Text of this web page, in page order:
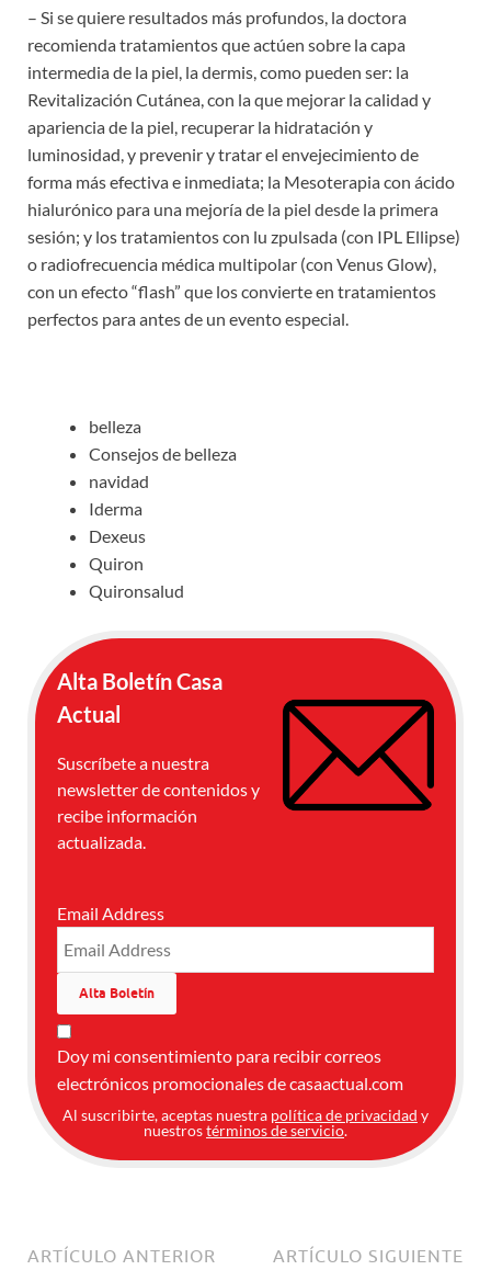
– Si se quiere resultados más profundos, la doctora
recomienda tratamientos que actúen sobre la capa
intermedia de la piel, la dermis, como pueden ser: la
Revitalización Cutánea, con la que mejorar la calidad y
apariencia de la piel, recuperar la hidratación y
luminosidad, y prevenir y tratar el envejecimiento de
forma más efectiva e inmediata; la Mesoterapia con ácido
hialurónico para una mejoría de la piel desde la primera
sesión; y los tratamientos con lu zpulsada (con IPL Ellipse)
o radiofrecuencia médica multipolar (con Venus Glow),
con un efecto “flash” que los convierte en tratamientos
perfectos para antes de un evento especial.
belleza
Consejos de belleza
navidad
Iderma
Dexeus
Quiron
Quironsalud
Alta Boletín Casa
Actual
Suscríbete a nuestra
newsletter de contenidos y
recibe información
actualizada.
Email Address
Doy mi consentimiento para recibir correos
electrónicos promocionales de casaactual.com
Al suscribirte, aceptas nuestra política de privacidad y
nuestrostérminos de servicio.
ARTÍCULO ANTERIOR ARTÍCULO SIGUIENTE